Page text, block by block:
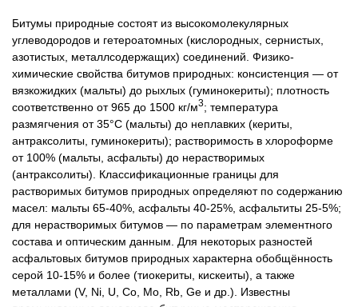
Битумы природные состоят из высокомолекулярных
углеводородов и гетероатомных (кислородных, сернистых,
азотистых, металлсодержащих) соединений. Физико-
химические свойства битумов природных: консистенция — от
вязкожидких (мальты) до рыхлых (гуминокериты); плотность
соответственно от 965 до 1500 кг/м3; температура
размягчения от 35°С (мальты) до неплавких (кериты,
антраксолиты, гуминокериты); растворимость в хлороформе
от 100% (мальты, асфальты) до нерастворимых
(антраксолиты). Классификационные границы для
растворимых битумов природных определяют по содержанию
масел: мальты 65-40%, асфальты 40-25%, асфальтиты 25-5%;
для нерастворимых битумов — по параметрам элементного
состава и оптическим данным. Для некоторых разностей
асфальтовых битумов природных характерна обобщённость
серой 10-15% и более (тиокериты, кискеиты), а также
металлами (V, Ni, U, Со, Mo, Rb, Ge и др.). Известны